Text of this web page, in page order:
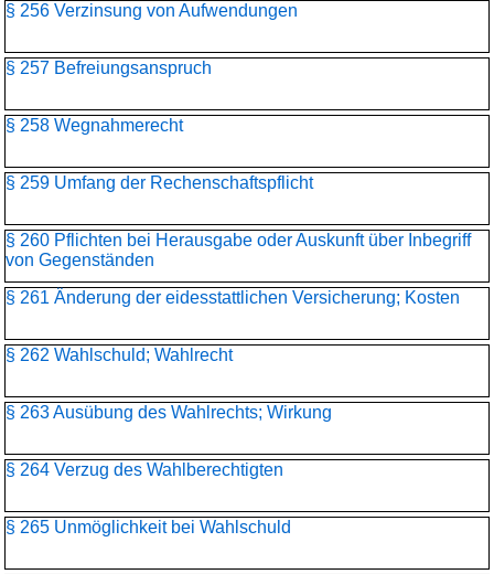
§ 256 Verzinsung von Aufwendungen
§ 257 Befreiungsanspruch
§ 258 Wegnahmerecht
§ 259 Umfang der Rechenschaftspflicht
§ 260 Pflichten bei Herausgabe oder Auskunft über Inbegriff
von Gegenständen
§ 261 Änderung der eidesstattlichen Versicherung; Kosten
§ 262 Wahlschuld; Wahlrecht
§ 263 Ausübung des Wahlrechts; Wirkung
§ 264 Verzug des Wahlberechtigten
§ 265 Unmöglichkeit bei Wahlschuld